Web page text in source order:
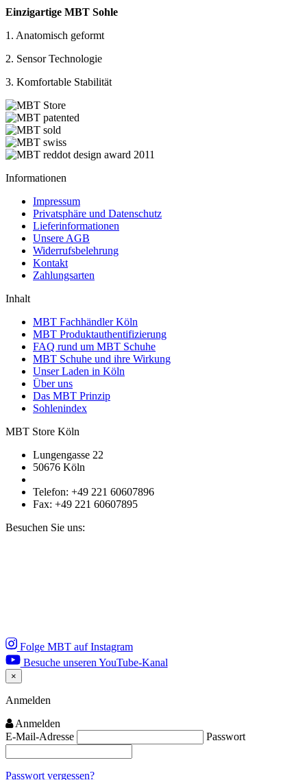
Einzigartige MBT Sohle
1. Anatomisch geformt
2. Sensor Technologie
3. Komfortable Stabilität
Informationen
Impressum
Privatsphäre und Datenschutz
Lieferinformationen
Unsere AGB
Widerrufsbelehrung
Kontakt
Zahlungsarten
Inhalt
MBT Fachhändler Köln
MBT Produktauthentifizierung
FAQ rund um MBT Schuhe
MBT Schuhe und ihre Wirkung
Unser Laden in Köln
Über uns
Das MBT Prinzip
Sohlenindex
MBT Store Köln
Lungengasse 22
50676 Köln
Telefon: +49 221 60607896
Fax: +49 221 60607895
Besuchen Sie uns:
Folge MBT auf Instagram
Besuche unseren YouTube-Kanal
×
Close
Anmelden
Anmelden
E-Mail-Adresse
Passwort
Passwort vergessen?